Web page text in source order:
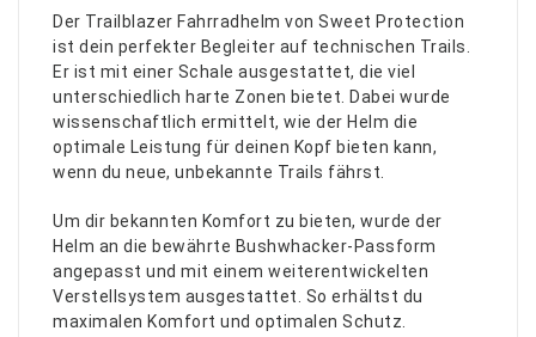
Der Trailblazer Fahrradhelm von Sweet Protection
ist dein perfekter Begleiter auf technischen Trails.
Er ist mit einer Schale ausgestattet, die viel
unterschiedlich harte Zonen bietet. Dabei wurde
wissenschaftlich ermittelt, wie der Helm die
optimale Leistung für deinen Kopf bieten kann,
wenn du neue, unbekannte Trails fährst.
Um dir bekannten Komfort zu bieten, wurde der
Helm an die bewährte Bushwhacker-Passform
angepasst und mit einem weiterentwickelten
Verstellsystem ausgestattet. So erhältst du
maximalen Komfort und optimalen Schutz.